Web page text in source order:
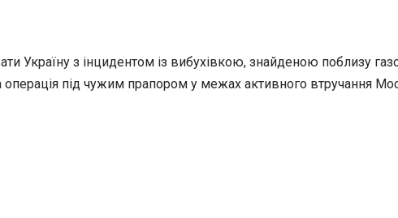
Україну з інцидентом із вибухівкою, знайденою поблизу
під чужим прапором у межах активного втручання